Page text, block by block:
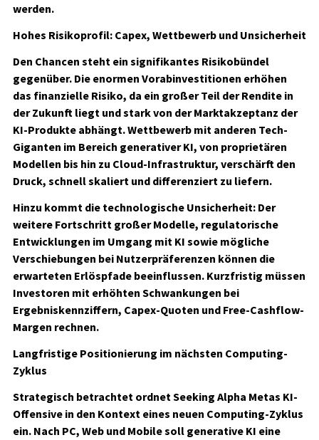
werden.
Hohes Risikoprofil: Capex, Wettbewerb und Unsicherheit
Den Chancen steht ein signifikantes Risikobündel
gegenüber. Die enormen Vorabinvestitionen erhöhen
das finanzielle Risiko, da ein großer Teil der Rendite in
der Zukunft liegt und stark von der Marktakzeptanz der
KI-Produkte abhängt. Wettbewerb mit anderen Tech-
Giganten im Bereich generativer KI, von proprietären
Modellen bis hin zu Cloud-Infrastruktur, verschärft den
Druck, schnell skaliert und differenziert zu liefern.
Hinzu kommt die technologische Unsicherheit: Der
weitere Fortschritt großer Modelle, regulatorische
Entwicklungen im Umgang mit KI sowie mögliche
Verschiebungen bei Nutzerpräferenzen können die
erwarteten Erlöspfade beeinflussen. Kurzfristig müssen
Investoren mit erhöhten Schwankungen bei
Ergebniskennziffern, Capex-Quoten und Free-Cashflow-
Margen rechnen.
Langfristige Positionierung im nächsten Computing-
Zyklus
Strategisch betrachtet ordnet Seeking Alpha Metas KI-
Offensive in den Kontext eines neuen Computing-Zyklus
ein. Nach PC, Web und Mobile soll generative KI eine